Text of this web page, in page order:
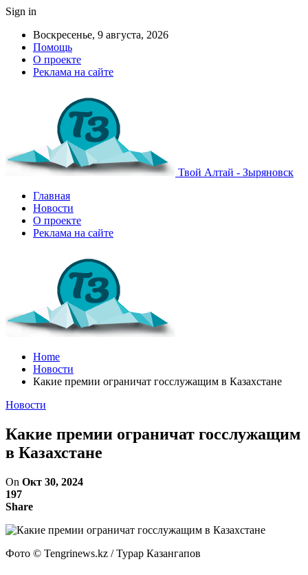
Sign in
Воскресенье, 9 августа, 2026
Помощь
О проекте
Реклама на сайте
Твой Алтай - Зыряновск
Главная
Новости
О проекте
Реклама на сайте
Home
Новости
Какие премии ограничат госслужащим в Казахстане
Новости
Какие премии ограничат госслужащим
в Казахстане
On Окт 30, 2024
197
Share
Фото ©️ Tengrinews.kz / Турар Казангапов